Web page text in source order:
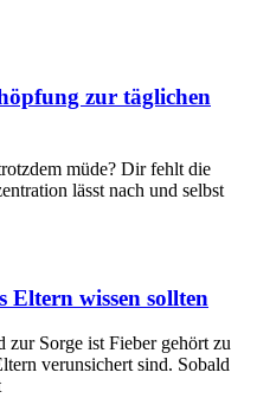
zur täglichen
müde? Dir fehlt die
lässt nach und selbst
wissen sollten
zur Sorge ist Fieber gehört zu
verunsichert sind. Sobald